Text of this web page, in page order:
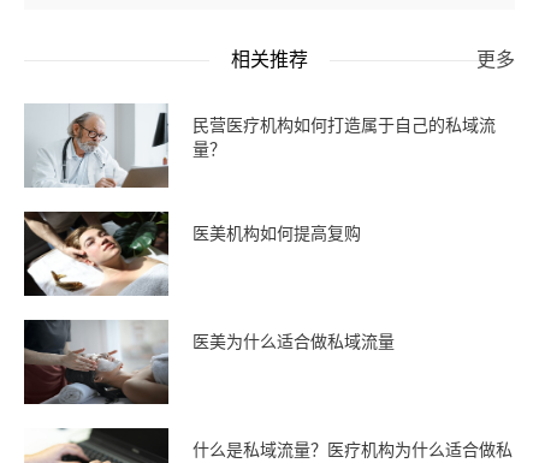
相关推荐 更多
民营医疗机构如何打造属于自己的私域流
量？
医美机构如何提高复购
医美为什么适合做私域流量
什么是私域流量？医疗机构为什么适合做私